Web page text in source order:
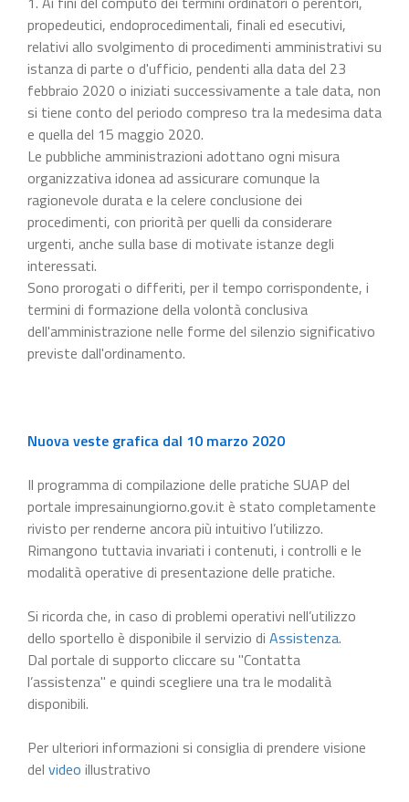
propedeutici, endoprocedimentali, finali ed esecutivi,
relativi allo svolgimento di procedimenti amministrativi su
istanza di parte o d'ufficio, pendenti alla data del 23
febbraio 2020 o iniziati successivamente a tale data, non
si tiene conto del periodo compreso tra la medesima data
e quella del 15 maggio 2020.
Le pubbliche amministrazioni adottano ogni misura
organizzativa idonea ad assicurare comunque la
ragionevole durata e la celere conclusione dei
procedimenti, con priorità per quelli da considerare
urgenti, anche sulla base di motivate istanze degli
interessati.
Sono prorogati o differiti, per il tempo corrispondente, i
termini di formazione della volontà conclusiva
dell'amministrazione nelle forme del silenzio significativo
previste dall'ordinamento.
Nuova veste grafica dal 10 marzo 2020
Il programma di compilazione delle pratiche SUAP del
portale impresainungiorno.gov.it è stato completamente
rivisto per renderne ancora più intuitivo l’utilizzo.
Rimangono tuttavia invariati i contenuti, i controlli e le
modalità operative di presentazione delle pratiche.
Si ricorda che, in caso di problemi operativi nell’utilizzo
dello sportello è disponibile il servizio di Assistenza.
Dal portale di supporto cliccare su "Contatta
l’assistenza" e quindi scegliere una tra le modalità
disponibili.
Per ulteriori informazioni si consiglia di prendere visione
del video illustrativo